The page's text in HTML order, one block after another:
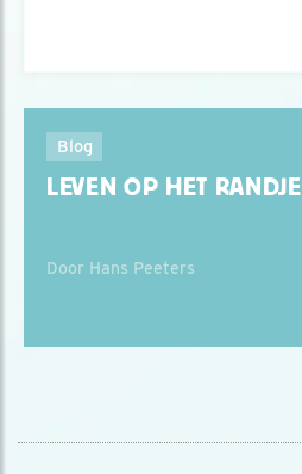
Blog
LEVEN OP HET RANDJE
Door Hans Peeters